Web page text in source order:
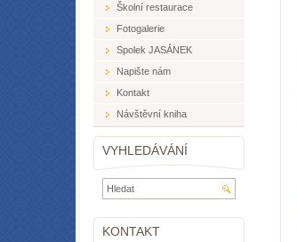
Školní restaurace
Fotogalerie
Spolek JASÁNEK
Napište nám
Kontakt
Návštěvní kniha
VYHLEDÁVÁNÍ
KONTAKT